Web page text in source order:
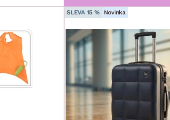
SLEVA 15 % Novinka